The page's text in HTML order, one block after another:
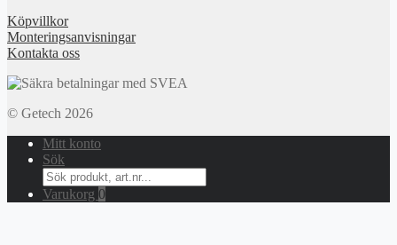
Köpvillkor
Monteringsanvisningar
Kontakta oss
© Getech 2026
Mitt konto
Sök
Search
for:
Varukorg 0